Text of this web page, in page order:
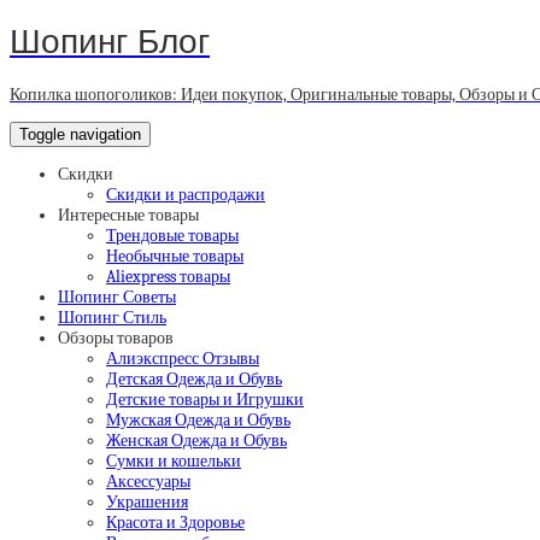
Шопинг Блог
Копилка шопоголиков: Идеи покупок, Оригинальные товары, Обзоры и
Toggle navigation
Скидки
Скидки и распродажи
Интересные товары
Трендовые товары
Необычные товары
Aliexpress товары
Шопинг Советы
Шопинг Стиль
Обзоры товаров
Алиэкспресс Отзывы
Детская Одежда и Обувь
Детские товары и Игрушки
Мужская Одежда и Обувь
Женская Одежда и Обувь
Сумки и кошельки
Аксессуары
Украшения
Красота и Здоровье